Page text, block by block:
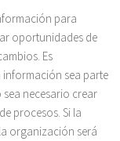
para
oportunidades de
Es
información sea parte
necesario crear
procesos. Si la
organización será